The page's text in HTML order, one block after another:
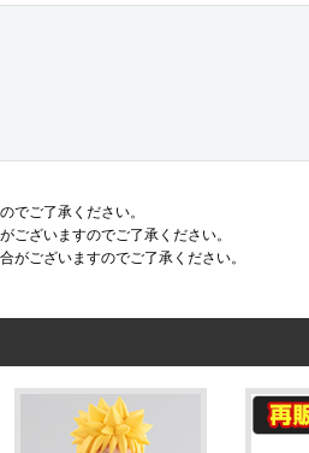
でご了承ください。
ざいますのでご了承ください。
ございますのでご了承ください。